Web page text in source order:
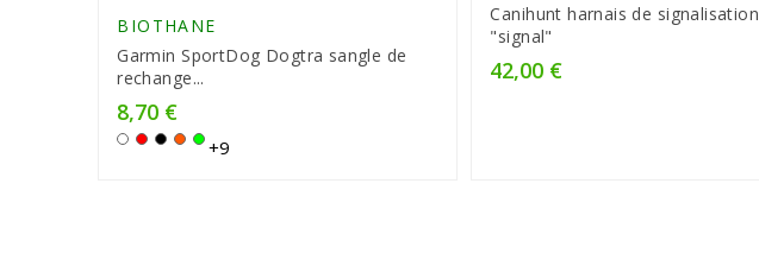
Prix
8,70 €
BIOTHANE
Garmin SportDog Dogtra sangle de
rechange...
BlancRouge
NoirOrange
Vert
+9
Prix
42,00 €
Canihunt harnais de signalisation
"signal"